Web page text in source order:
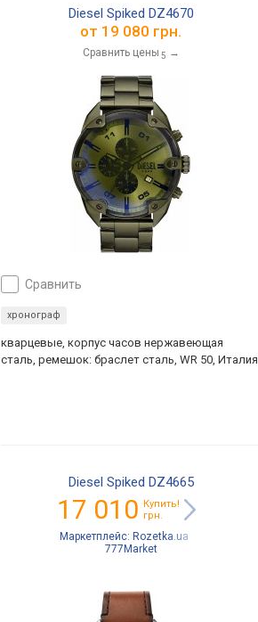
Diesel Spiked DZ4670
от 19 080 грн.
Сравнить цены 5 →
сравнить
хронограф
кварцевые, корпус часов нержавеющая
сталь, ремешок: браслет сталь, WR 50, Италия
Diesel Spiked DZ4665
17 010
Купить!
грн.
Маркетплейс: Rozetka.ua
777Market